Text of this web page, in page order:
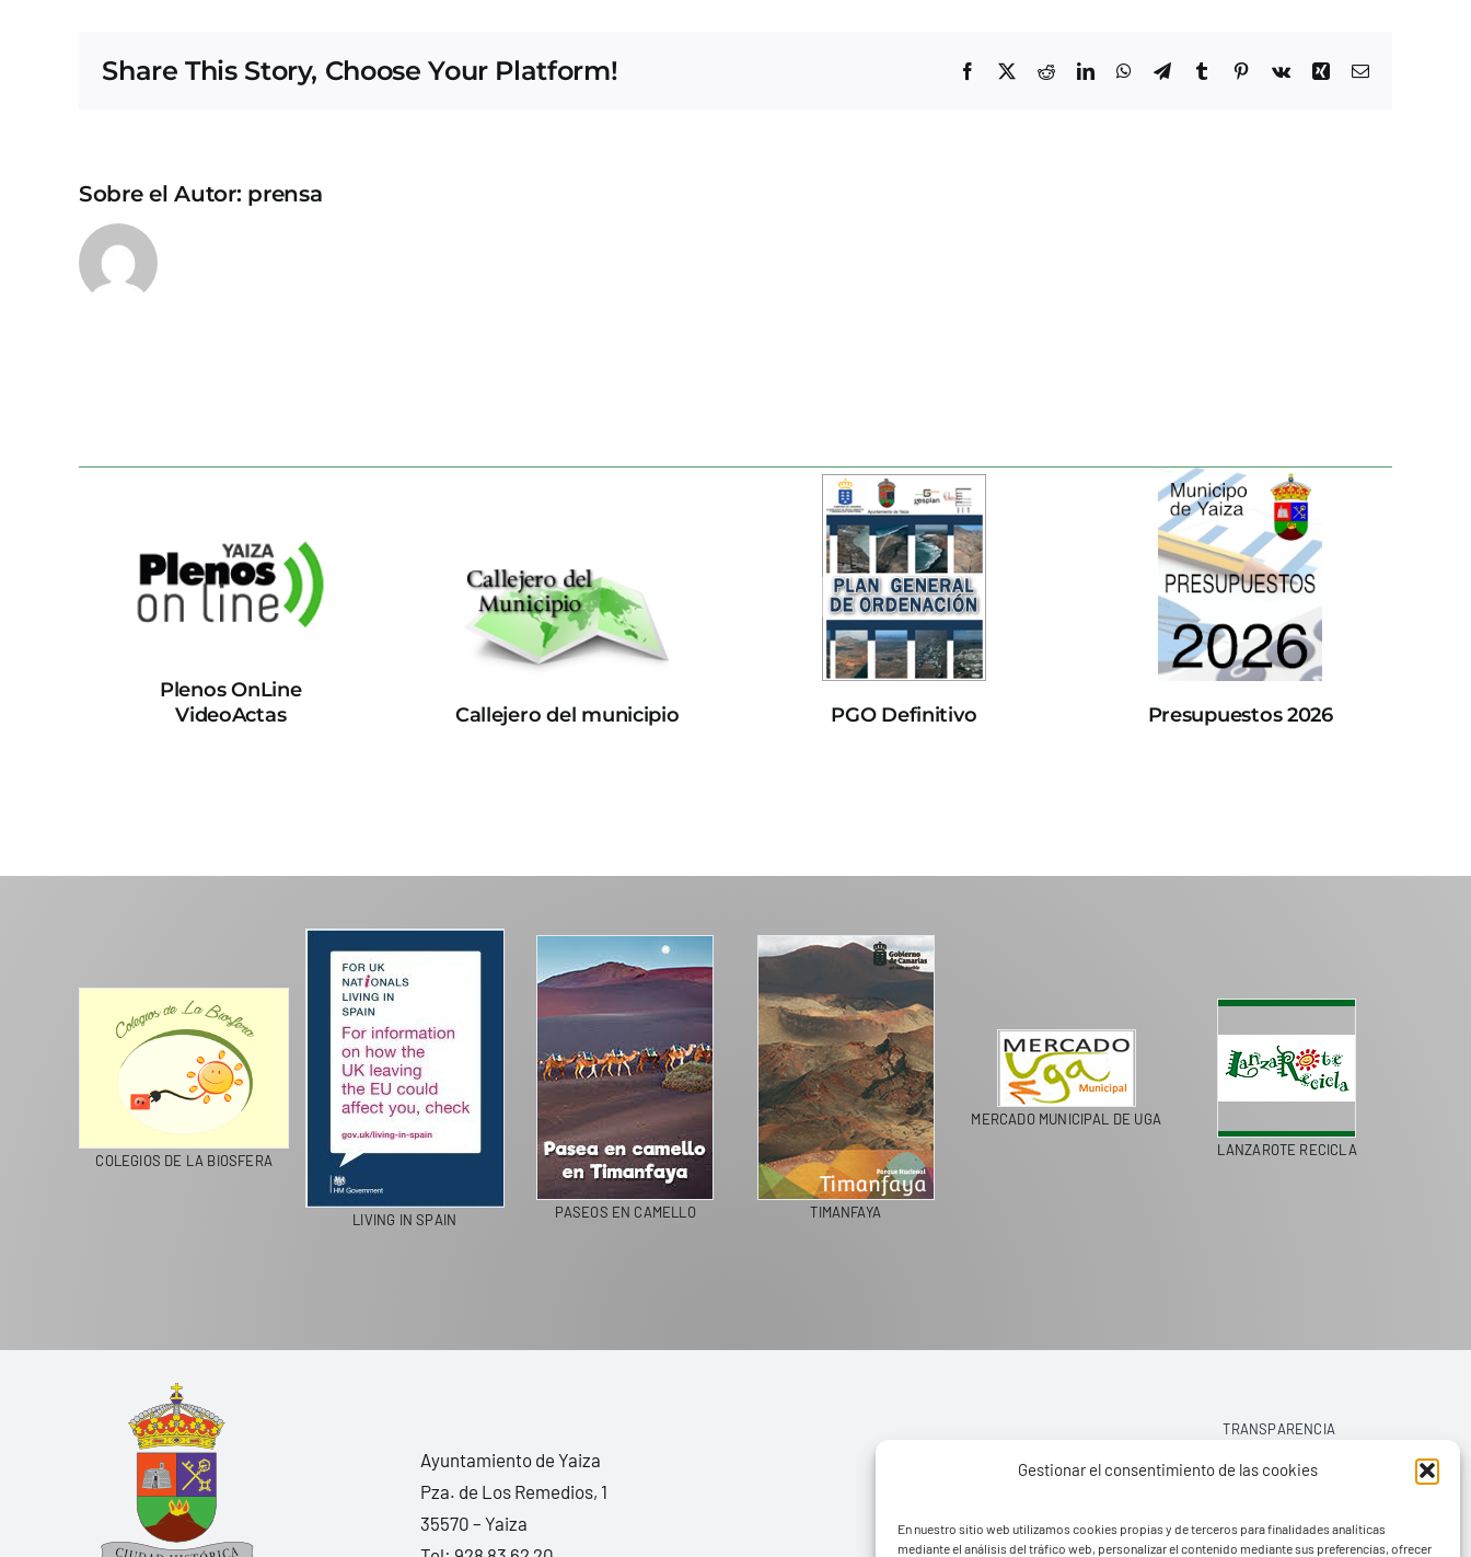
Gestionar el consentimiento de las cookies
En nuestro sitio web utilizamos cookies propias y de terceros para finalidades analíticas
mediante el análisis del tráfico web, personalizar el contenido mediante sus preferencias, ofrecer
Share This Story, Choose Your Platform! Facebook
X RedditLinkedInWhatsApp
TelegramTumblrPinterest
Vk Xing Correo
Sobre el Autor: prensa
Plenos OnLine
VideoActas
Callejero del municipio PGO Definitivo Presupuestos 2026
COLEGIOS DE LA BIOSFERA
LIVING IN SPAIN PASEOS EN CAMELLO TIMANFAYA
MERCADO MUNICIPAL DE UGA
LANZAROTE RECICLA
Ayuntamiento de Yaiza
Pza. de Los Remedios, 1
35570 – Yaiza
TRANSPARENCIA
AVISO LEGAL
POLÍTICA DE PRIVACIDAD